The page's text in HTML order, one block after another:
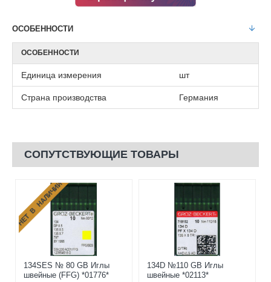
ОСОБЕННОСТИ
ОСОБЕННОСТИ
Единица измерения шт
Страна производства Германия
СОПУТСТВУЮЩИЕ ТОВАРЫ
НЕТ В НАЛИЧИИ
134SES № 80 GB Иглы
швейные (FFG) *01776*
134D №110 GB Иглы
швейные *02113*